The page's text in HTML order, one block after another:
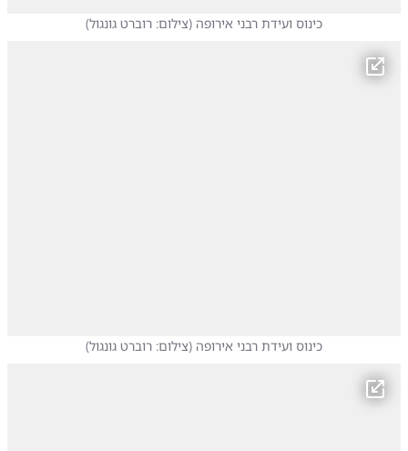
כינוס ועידת רבני אירופה (צילום: רוברט גונגול)
כינוס ועידת רבני אירופה (צילום: רוברט גונגול)